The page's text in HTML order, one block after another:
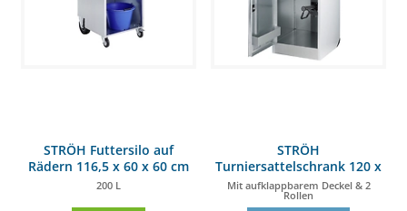
STRÖH Futtersilo auf
Rädern 116,5 x 60 x 60 cm
200 L
STRÖH
Turniersattelschrank 120 x
60 x 60 cm
Mit aufklappbarem Deckel & 2
Rollen